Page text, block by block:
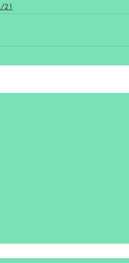
21